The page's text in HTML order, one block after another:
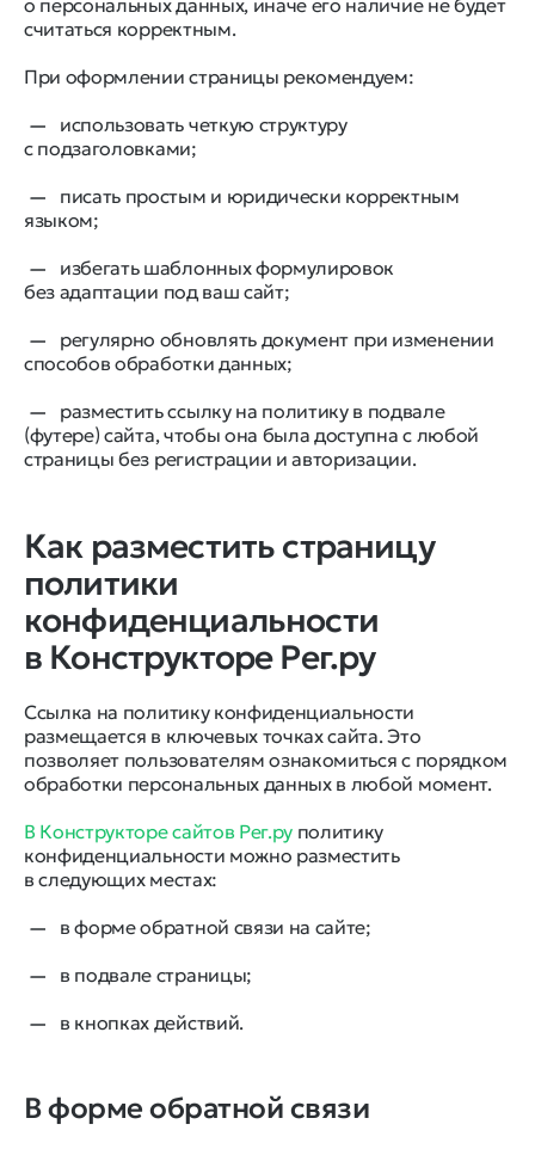
о персональных данных, иначе его наличие не будет
считаться корректным.
При оформлении страницы рекомендуем:
использовать четкую структуру
с подзаголовками;
писать простым и юридически корректным
языком;
избегать шаблонных формулировок
без адаптации под ваш сайт;
регулярно обновлять документ при изменении
способов обработки данных;
разместить ссылку на политику в подвале
(футере) сайта, чтобы она была доступна с любой
страницы без регистрации и авторизации.
Как разместить страницу
политики
конфиденциальности
в Конструкторе Рег.ру
Ссылка на политику конфиденциальности
размещается в ключевых точках сайта. Это
позволяет пользователям ознакомиться с порядком
обработки персональных данных в любой момент.
В Конструкторе сайтов Рег.ру политику
конфиденциальности можно разместить
в следующих местах:
в форме обратной связи на сайте;
в подвале страницы;
в кнопках действий.
В форме обратной связи